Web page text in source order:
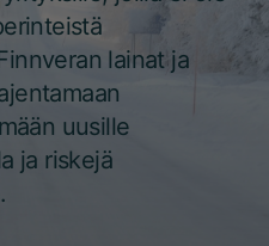
lainat ja
uusille
ja riskejä